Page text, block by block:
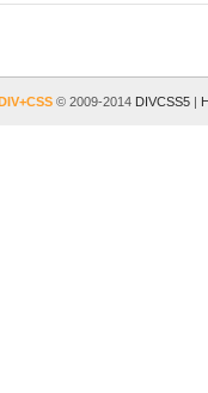
© 2009-2014 DIVCSS5|